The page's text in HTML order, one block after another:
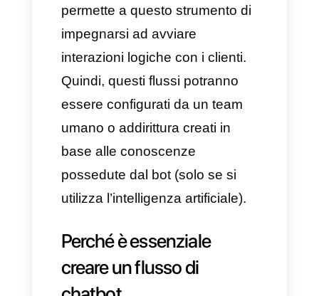
con le persone, riscontrando
tutti i bisogni e i problemi che un
cliente può esprimere
all’azienda.
conversazione, che ha come
catturare l’attenzione del cliente.
Se configurati e addestrati